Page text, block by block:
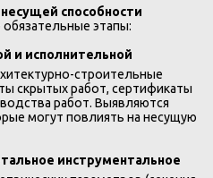
способности
этапы:
и исполнительной
строительные
скрытых работ, сертификаты
работ. Выявляются
могут повлиять на несущую
инструментальное